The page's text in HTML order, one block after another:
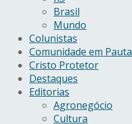
Brasil
Mundo
Colunistas
Comunidade em Pauta
Cristo Protetor
Destaques
Editorias
Agronegócio
Cultura